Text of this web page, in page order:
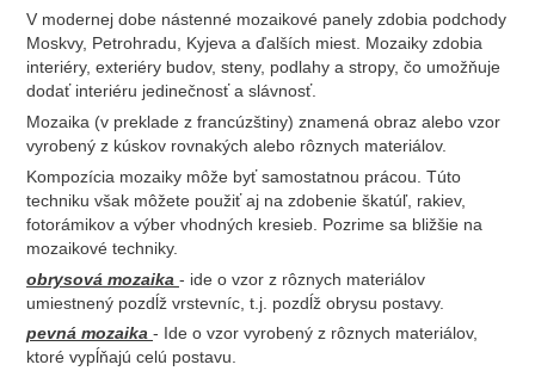
V modernej dobe nástenné mozaikové panely zdobia podchody
Moskvy, Petrohradu, Kyjeva a ďalších miest. Mozaiky zdobia
interiéry, exteriéry budov, steny, podlahy a stropy, čo umožňuje
dodať interiéru jedinečnosť a slávnosť.
Mozaika (v preklade z francúzštiny) znamená obraz alebo vzor
vyrobený z kúskov rovnakých alebo rôznych materiálov.
Kompozícia mozaiky môže byť samostatnou prácou. Túto
techniku ​​však môžete použiť aj na zdobenie škatúľ, rakiev,
fotorámikov a výber vhodných kresieb. Pozrime sa bližšie na
mozaikové techniky.
obrysová mozaika - ide o vzor z rôznych materiálov
umiestnený pozdĺž vrstevníc, t.j. pozdĺž obrysu postavy.
pevná mozaika - Ide o vzor vyrobený z rôznych materiálov,
ktoré vypĺňajú celú postavu.